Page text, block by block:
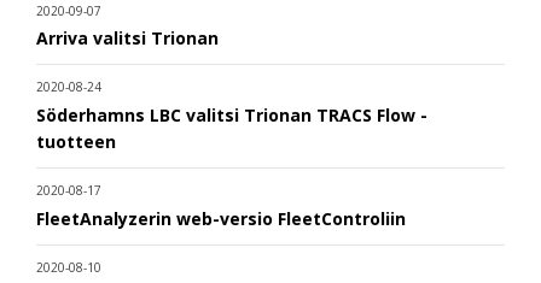
2020-09-07
Arriva valitsi Trionan
2020-08-24
Söderhamns LBC valitsi Trionan TRACS Flow -
tuotteen
2020-08-17
FleetAnalyzerin web-versio FleetControliin
2020-08-10